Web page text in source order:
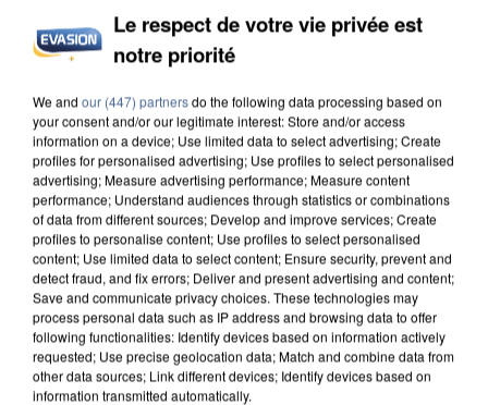
8h00
Un second cadre de la DZ Mafia interpellé en
Algérie
Un cofondateur du réseau avait été interpellé
quelques jours plus tôt.
Le respect de votre vie privée est
notre priorité
We and our (447) partnersdo the following data processing based on
your consent and/or our legitimate interest: Store and/or access
information on a device; Use limited data to select advertising; Create
profiles for personalised advertising; Use profiles to select personalised
advertising; Measure advertising performance; Measure content
performance; Understand audiences through statistics or combinations
of data from different sources; Develop and improve services; Create
profiles to personalise content; Use profiles to select personalised
content; Use limited data to select content; Ensure security, prevent and
detect fraud, and fix errors; Deliver and present advertising and content;
Save and communicate privacy choices. These technologies may
process personal data such as IP address and browsing data to offer
following functionalities: Identify devices based on information actively
requested; Use precise geolocation data; Match and combine data from
other data sources; Link different devices; Identify devices based on
information transmitted automatically.